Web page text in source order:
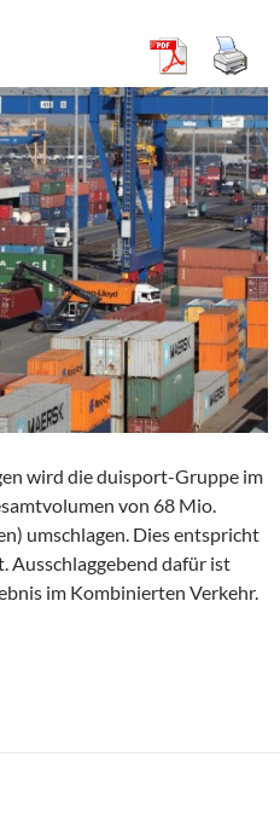
wird die duisport-Gruppe im
von 68 Mio.
umschlagen. Dies entspricht
Ausschlaggebend dafür ist
im Kombinierten Verkehr.